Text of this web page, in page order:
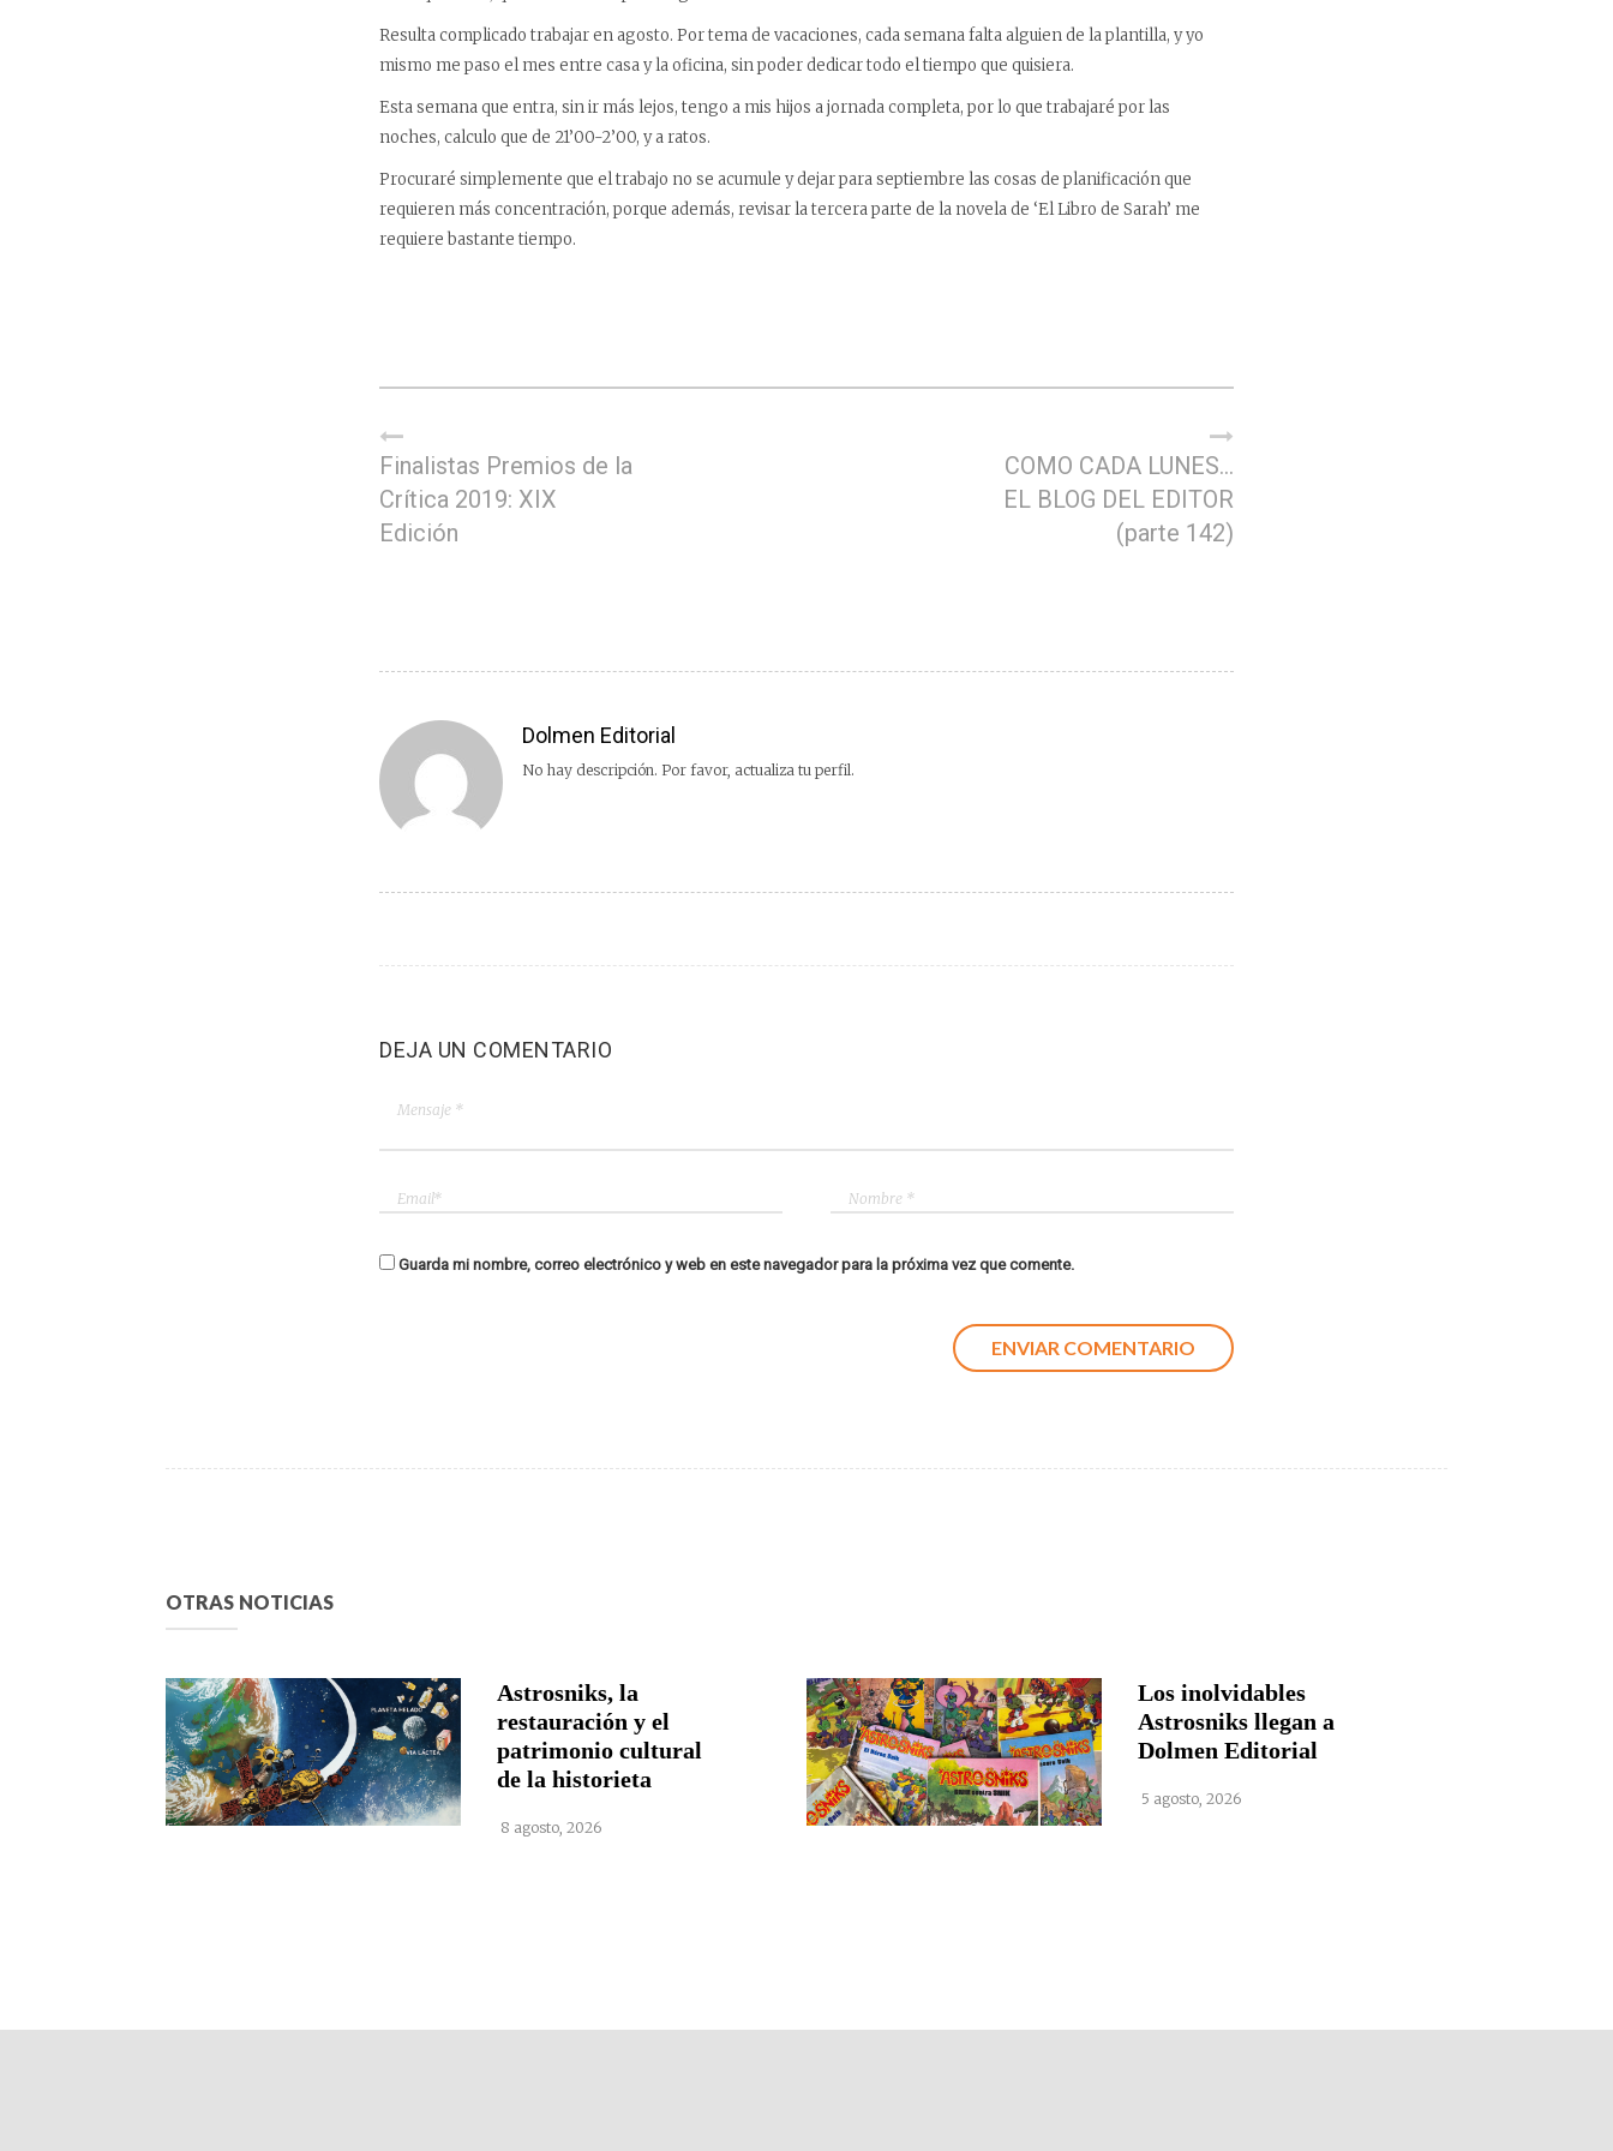
Resulta complicado trabajar en agosto. Por tema de vacaciones, cada semana falta alguien de la plantilla, y yo
mismo me paso el mes entre casa y la oficina, sin poder dedicar todo el tiempo que quisiera.
Esta semana que entra, sin ir más lejos, tengo a mis hijos a jornada completa, por lo que trabajaré por las
noches, calculo que de 21’00-2’00, y a ratos.
Procuraré simplemente que el trabajo no se acumule y dejar para septiembre las cosas de planificación que
requieren más concentración, porque además, revisar la tercera parte de la novela de ‘El Libro de Sarah’ me
requiere bastante tiempo.
Finalistas Premios de la
Crítica 2019: XIX
Edición
COMO CADA LUNES…
EL BLOG DEL EDITOR
(parte 142)
Dolmen Editorial
No hay descripción. Por favor, actualiza tu perfil.
DEJA UN COMENTARIO
Guarda mi nombre, correo electrónico y web en este navegador para la próxima vez que comente.
OTRAS NOTICIAS
Astrosniks, la
restauración y el
patrimonio cultural
de la historieta
8 agosto, 2026
Los inolvidables
Astrosniks llegan a
Dolmen Editorial
5 agosto, 2026